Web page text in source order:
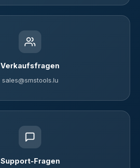
Verkaufsfragen
sales@smstools.lu
Support-Fragen